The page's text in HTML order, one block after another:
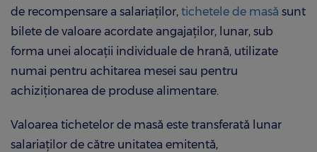
de recompensare a salariaţilor, tichetele de masă sunt
bilete de valoare acordate angajaţilor, lunar, sub
forma unei alocaţii individuale de hrană, utilizate
numai pentru achitarea mesei sau pentru
achiziţionarea de produse alimentare.
Valoarea tichetelor de masă este transferată lunar
salariaţilor de către unitatea emitentă,